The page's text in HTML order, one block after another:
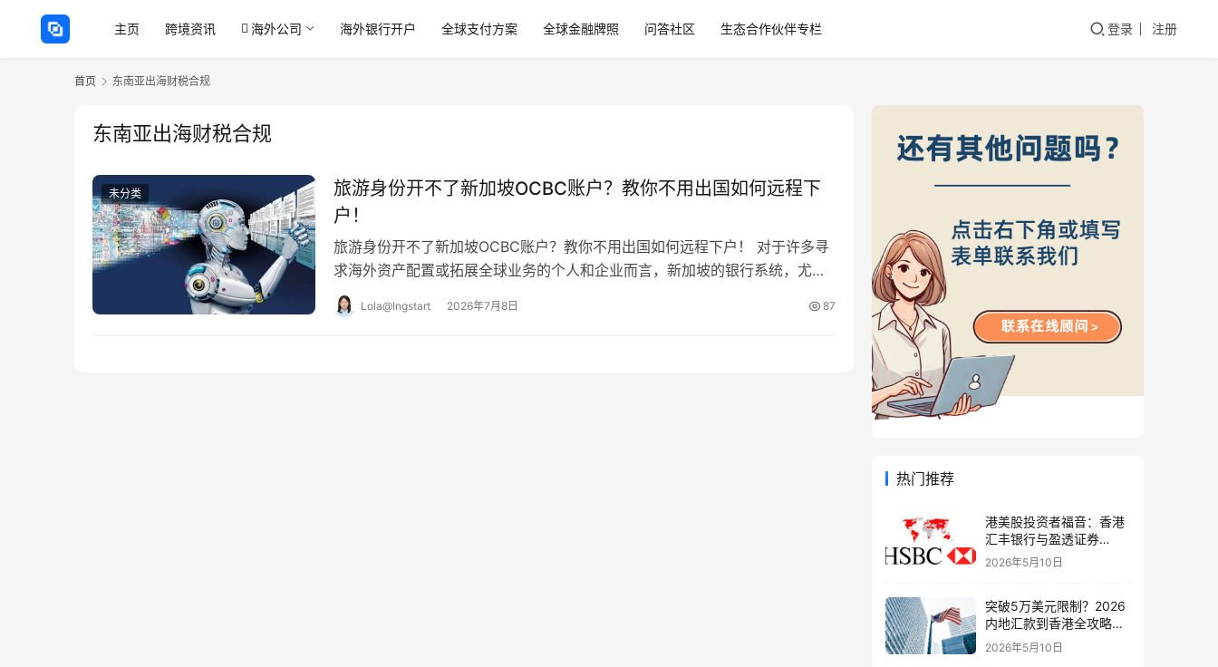
主页 跨境资讯 海外公司 海外银行开户 全球支付方案 全球金融牌照 问答社区 生态合作伙伴专栏 登录 注册
首页 东南亚出海财税合规
东南亚出海财税合规
未分类
旅游身份开不了新加坡OCBC账户？教你不用出国如何远程下
户！
旅游身份开不了新加坡OCBC账户？教你不用出国如何远程下户！ 对于许多寻
求海外资产配置或拓展全球业务的个人和企业而言，新加坡的银行系统，尤其
是华侨银行（OCBC），以其卓越的稳定性…
Lola@Ingstart 2026年7月8日 87
热门推荐
港美股投资者福音：香港
汇丰银行与盈透证券
（IBKR）绑定入金全流
2026年5月10日
突破5万美元限制？2026
内地汇款到香港全攻略：
4种合法路径、手续费对
比与避坑指南
2026年5月10日